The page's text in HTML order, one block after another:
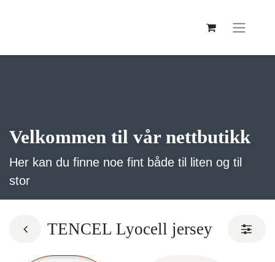
Velkommen til vår nettbutikk
Her kan du finne noe fint både til liten og til
stor
TENCEL Lyocell jersey